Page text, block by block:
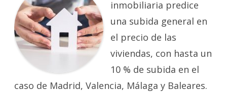
inmobiliaria predice
una subida general en
el precio de las
viviendas, con hasta un
10 % de subida en el
caso de Madrid, Valencia, Málaga y Baleares.